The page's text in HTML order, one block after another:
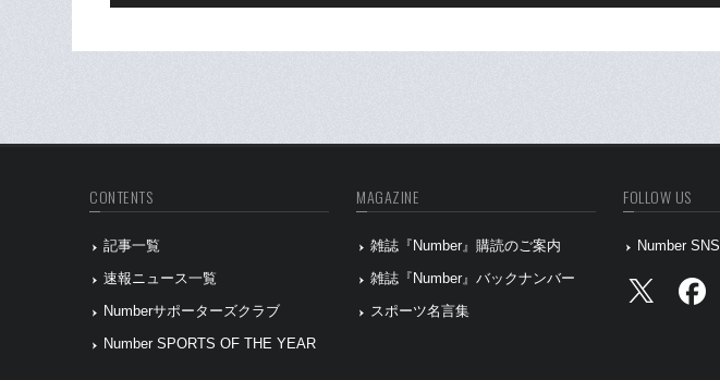
CONTENTS
記事一覧
速報ニュース一覧
Numberサポーターズクラブ
Number SPORTS OF THE YEAR
MAGAZINE
雑誌『Number』購読のご案内
雑誌『Number』バックナンバー
スポーツ名言集
FOLLOW US
Number SNS